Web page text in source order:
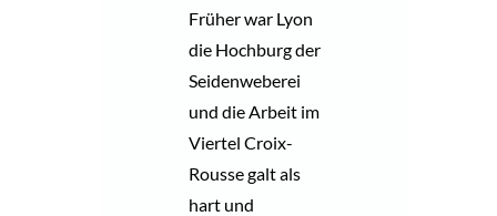
Früher war Lyon
die Hochburg der
Seidenweberei
und die Arbeit im
Viertel Croix-
Rousse galt als
hart und